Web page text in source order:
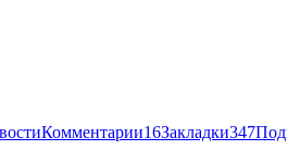
Комментарии16Закладки347